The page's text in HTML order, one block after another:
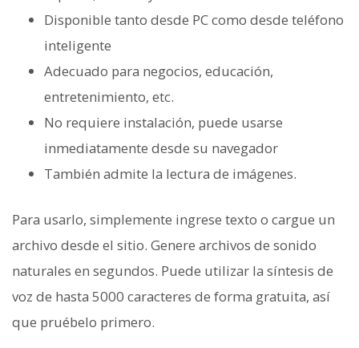
Disponible tanto desde PC como desde teléfono
inteligente
Adecuado para negocios, educación,
entretenimiento, etc.
No requiere instalación, puede usarse
inmediatamente desde su navegador
También admite la lectura de imágenes.
Para usarlo, simplemente ingrese texto o cargue un
archivo desde el sitio. Genere archivos de sonido
naturales en segundos. Puede utilizar la síntesis de
voz de hasta 5000 caracteres de forma gratuita, así
que pruébelo primero.